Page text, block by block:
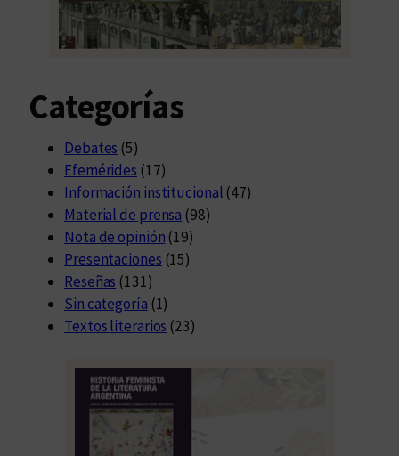
Categorías
Debates (5)
Efemérides (17)
Información institucional (47)
Material de prensa (98)
Nota de opinión (19)
Presentaciones (15)
Reseñas (131)
Sin categoría (1)
Textos literarios (23)